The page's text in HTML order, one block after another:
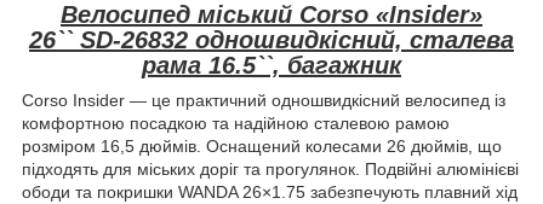
Велосипед міський Corso «Insider»
26`` SD-26832 одношвидкісний, сталева
рама 16.5``, багажник
Corso Insider — це практичний одношвидкісний велосипед із
комфортною посадкою та надійною сталевою рамою
розміром 16,5 дюймів. Оснащений колесами 26 дюймів, що
підходять для міських доріг та прогулянок. Подвійні алюмінієві
ободи та покришки WANDA 26×1.75 забезпечують плавний хід